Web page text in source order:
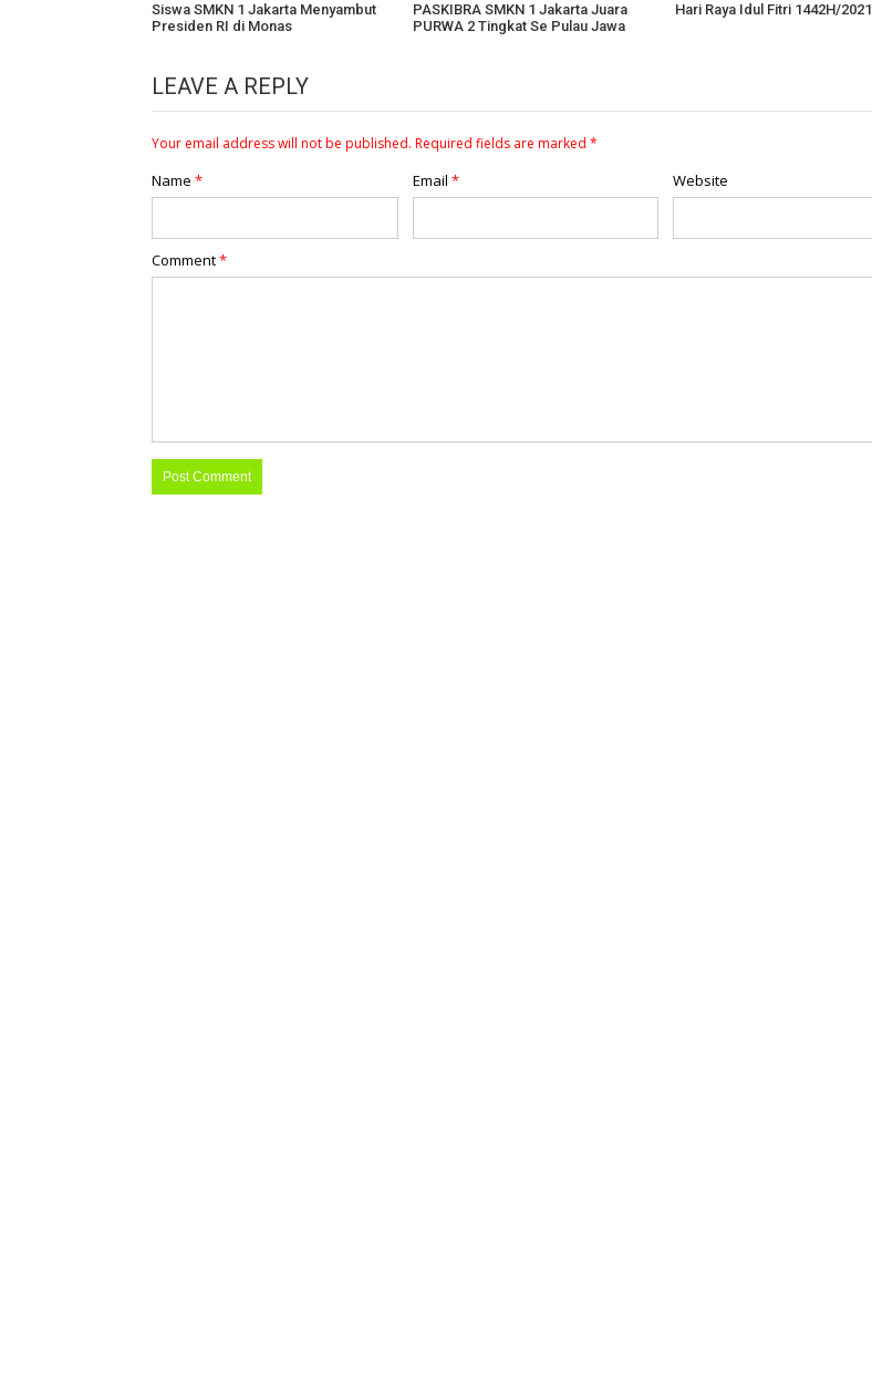
Siswa SMKN 1 Jakarta Menyambut
Presiden RI di Monas
PASKIBRA SMKN 1 Jakarta Juara
PURWA 2 Tingkat Se Pulau Jawa
Hari Raya Idul Fitri 1442H/2021
LEAVE A REPLY
Your email address will not be published. Required fields are marked *
Name * Email * Website
Comment*